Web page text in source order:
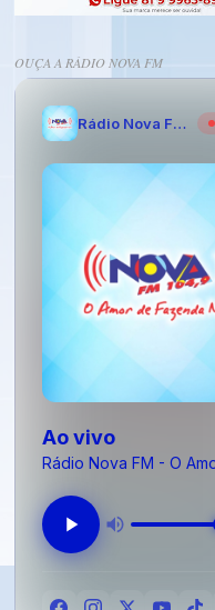
OUÇA A RÁDIO NOVA FM
Rádio Nova FM - O Amor de Fazenda Nova
Ao vivo